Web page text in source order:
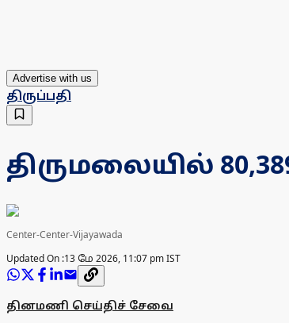
Advertise with us
திருப்பதி
திருமலையில்
Center-Center-Vijayawada
Updated On :13 மே 2026, 11:07 pm IST
தினமணி செய்திச் சேவை